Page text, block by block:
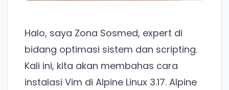
Halo, saya Zona Sosmed, expert di
bidang optimasi sistem dan scripting.
Kali ini, kita akan membahas cara
instalasi Vim di Alpine Linux 3.17. Alpine